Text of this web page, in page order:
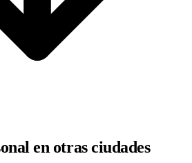
en otras ciudades